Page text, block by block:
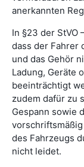
anerkannten
In §23 der StVO
dass der Fahrer
und das Gehör
Ladung, Geräte
beeinträchtigt
zudem dafür zu
Gespann sowie
des Fahrzeugs
nicht leidet.